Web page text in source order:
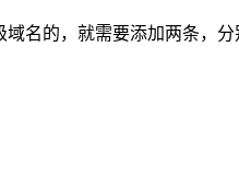
名的，就需要添加两条，分